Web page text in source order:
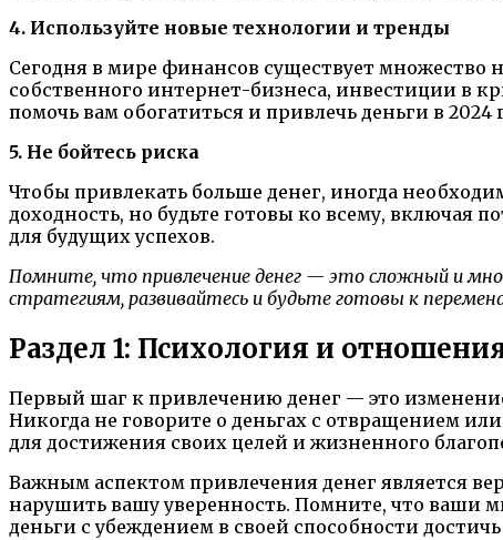
4. Используйте новые технологии и тренды
Сегодня в мире финансов существует множество
собственного интернет-бизнеса, инвестиции в
помочь вам обогатиться и привлечь деньги в 2024
5. Не бойтесь риска
Чтобы привлекать больше денег, иногда
доходность, но будьте готовы ко всему, включая
для будущих успехов.
Помните, что привлечение денег — это сложный и
стратегиям, развивайтесь и будьте готовы к
Раздел 1: Психология и
Первый шаг к привлечению денег — это
Никогда не говорите о деньгах с отвращением
для достижения своих целей и жизненного
Важным аспектом привлечения денег является
нарушить вашу уверенность. Помните, что ваши
деньги с убеждением в своей способности